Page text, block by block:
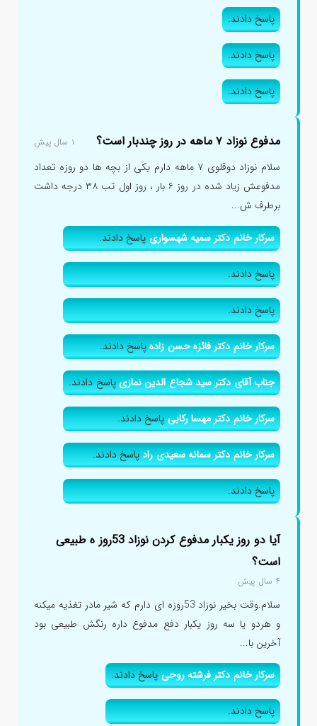
پاسخ دادند.
پاسخ دادند.
پاسخ دادند.
مدفوع نوزاد ۷ ماهه در روز چندبار است؟ ۱ سال پیش
سلام نوزاد دوقلوی ۷ ماهه دارم یکی از بچه ها دو روزه تعداد
مدفوعش زیاد شده در روز ۶ بار ، روز اول تب ۳۸ درجه داشت
برطرف ش...
سرکار خانم دکتر سمیه شهسواریپاسخ دادند.
پاسخ دادند.
پاسخ دادند.
سرکار خانم دکتر فائزه حسن زادهپاسخ دادند.
جناب آقای دکتر سید شجاع الدین نمازیپاسخ دادند.
سرکار خانم دکتر مهسا رکابیپاسخ دادند.
سرکار خانم دکتر سمانه سعیدی رادپاسخ دادند.
پاسخ دادند.
آیا دو روز یکبار مدفوع کردن نوزاد 53روز ه طبیعی
است؟
۴ سال پیش
سلام.وقت بخیر نوزاد 53روزه ای دارم که شیر مادر تغذیه میکنه
و هردو یا سه روز یکبار دفع مدفوع داره رنگش طبیعی بود
آخرین با...
سرکار خانم دکتر فرشته روحیپاسخ دادند.
پاسخ دادند.